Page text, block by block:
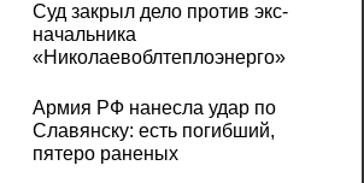
Суд закрыл дело против экс-
начальника
«Николаевоблтеплоэнерго»
Армия РФ нанесла удар по
Славянску: есть погибший,
пятеро раненых